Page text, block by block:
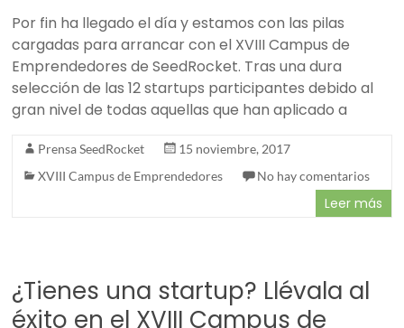
Por fin ha llegado el día y estamos con las pilas
cargadas para arrancar con el XVIII Campus de
Emprendedores de SeedRocket. Tras una dura
selección de las 12 startups participantes debido al
gran nivel de todas aquellas que han aplicado a
Prensa SeedRocket
15 noviembre, 2017
XVIII Campus de Emprendedores
No hay comentarios
Leer más
¿Tienes una startup? Llévala al
éxito en el XVIII Campus de